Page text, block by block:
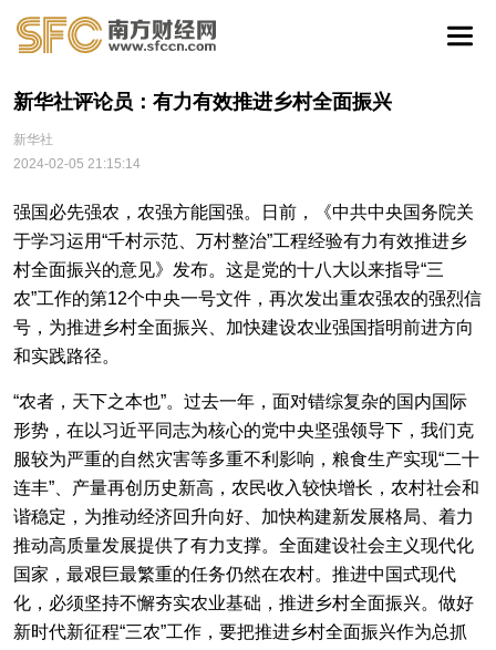
新华社评论员：有力有效推进乡村全面振兴
新华社
2024-02-05 21:15:14
强国必先强农，农强方能国强。日前，《中共中央国务院关
于学习运用“千村示范、万村整治”工程经验有力有效推进乡
村全面振兴的意见》发布。这是党的十八大以来指导“三
农”工作的第12个中央一号文件，再次发出重农强农的强烈信
号，为推进乡村全面振兴、加快建设农业强国指明前进方向
和实践路径。
“农者，天下之本也”。过去一年，面对错综复杂的国内国际
形势，在以习近平同志为核心的党中央坚强领导下，我们克
服较为严重的自然灾害等多重不利影响，粮食生产实现“二十
连丰”、产量再创历史新高，农民收入较快增长，农村社会和
谐稳定，为推动经济回升向好、加快构建新发展格局、着力
推动高质量发展提供了有力支撑。全面建设社会主义现代化
国家，最艰巨最繁重的任务仍然在农村。推进中国式现代
化，必须坚持不懈夯实农业基础，推进乡村全面振兴。做好
新时代新征程“三农”工作，要把推进乡村全面振兴作为总抓